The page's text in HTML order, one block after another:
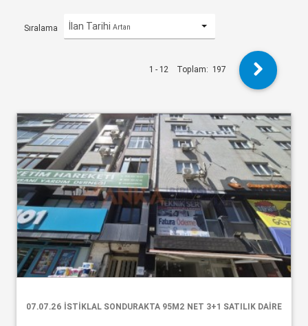
Sıralama İlan Tarihi Artan
1 - 12 Toplam: 197
07.07.26 İSTİKLAL SONDURAKTA 95M2 NET 3+1 SATILIK DAİRE